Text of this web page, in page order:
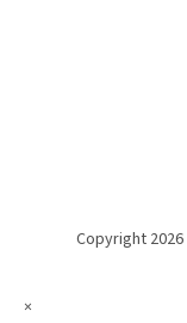
Copyright 2026
×